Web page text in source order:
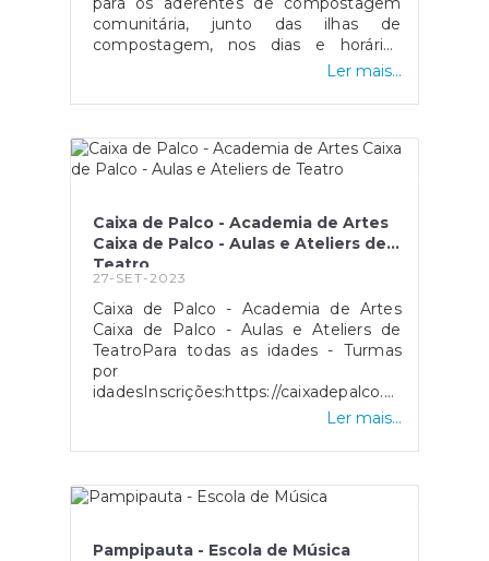
comunitária, junto das ilhas de
compostagem, nos dias e horários
indicados no cartaz em anexo. Na
no dia 9 de outubro, segunda-feira, nos
Pampilhosa Centro
Escolar 18H15>19HOO Pampilhosa Alto
Ler mais...
Caixa de Palco - Academia de Artes
Caixa de Palco - Aulas e Ateliers de
Teatro
27-SET-2023
Caixa de Palco - Academia de Artes
Caixa de Palco - Aulas e Ateliers de
TeatroPara todas as idades - Turmas
por
idadesInscrições:https://caixadepalco.pt/
915016027
Ler mais...
Pampipauta - Escola de Música